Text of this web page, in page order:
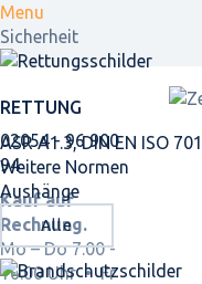
02054 - 96 900
94
Kauf auf
Rechnung.
Mo – Do 7:00 -
16:00 Uhr • Fr
Menu
Sicherheit
RETTUNG
ASR A1.3, DIN EN ISO
Weitere Normen
Aushänge
Alle